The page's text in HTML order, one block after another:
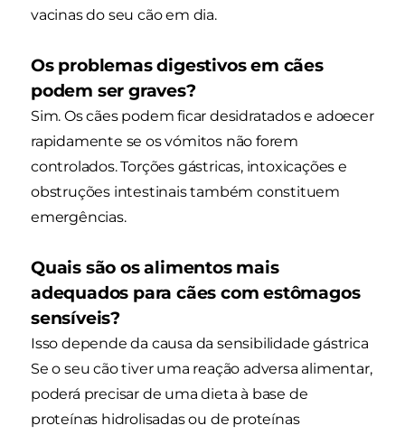
vacinas do seu cão em dia.
Os problemas digestivos em cães
podem ser graves?
Sim. Os cães podem ficar desidratados e adoecer
rapidamente se os vómitos não forem
controlados. Torções gástricas, intoxicações e
obstruções intestinais também constituem
emergências.
Quais são os alimentos mais
adequados para cães com estômagos
sensíveis?
Isso depende da causa da sensibilidade gástrica
Se o seu cão tiver uma reação adversa alimentar,
poderá precisar de uma dieta à base de
proteínas hidrolisadas ou de proteínas